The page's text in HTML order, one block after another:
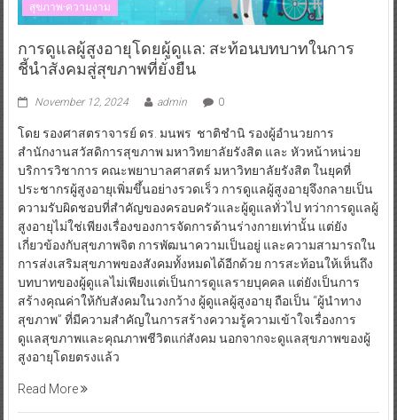
สุขภาพ-ความงาม
การดูแลผู้สูงอายุโดยผู้ดูแล: สะท้อนบทบาทในการ
ชี้นำสังคมสู่สุขภาพที่ยั่งยืน
November 12, 2024 admin 0
โดย รองศาสตราจารย์ ดร. มนพร ชาติชำนิ รองผู้อำนวยการ
สำนักงานสวัสดิการสุขภาพ มหาวิทยาลัยรังสิต และ หัวหน้าหน่วย
บริการวิชาการ คณะพยาบาลศาสตร์ มหาวิทยาลัยรังสิต ในยุคที่
ประชากรผู้สูงอายุเพิ่มขึ้นอย่างรวดเร็ว การดูแลผู้สูงอายุจึงกลายเป็น
ความรับผิดชอบที่สำคัญของครอบครัวและผู้ดูแลทั่วไป ทว่าการดูแลผู้
สูงอายุไม่ใช่เพียงเรื่องของการจัดการด้านร่างกายเท่านั้น แต่ยัง
เกี่ยวข้องกับสุขภาพจิต การพัฒนาความเป็นอยู่ และความสามารถใน
การส่งเสริมสุขภาพของสังคมทั้งหมดได้อีกด้วย การสะท้อนให้เห็นถึง
บทบาทของผู้ดูแลไม่เพียงแต่เป็นการดูแลรายบุคคล แต่ยังเป็นการ
สร้างคุณค่าให้กับสังคมในวงกว้าง ผู้ดูแลผู้สูงอายุ ถือเป็น “ผู้นำทาง
สุขภาพ” ที่มีความสำคัญในการสร้างความรู้ความเข้าใจเรื่องการ
ดูแลสุขภาพและคุณภาพชีวิตแก่สังคม นอกจากจะดูแลสุขภาพของผู้
สูงอายุโดยตรงแล้ว
Read More